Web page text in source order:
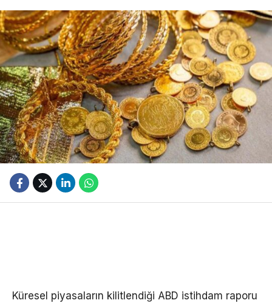
Küresel piyasaların kilitlendiği ABD istihdam raporu